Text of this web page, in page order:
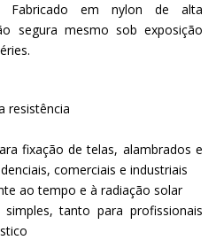
Fabricado em nylon de alta
segura mesmo sob exposição
resistência
fixação de telas, alambrados e
comerciais e industriais
ao tempo e à radiação solar
simples, tanto para profissionais